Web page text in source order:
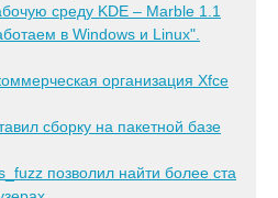
среду KDE – Marble 1.1
в Windows и Linux".
организация Xfce
сборку на пакетной базе
позволил найти более ста